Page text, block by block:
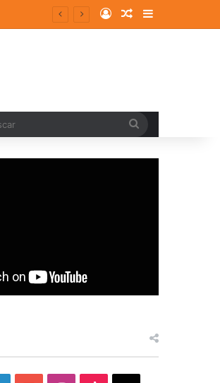
Log InRandom Article
Sidebar